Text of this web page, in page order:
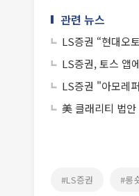
관련 뉴스
LS증권 “현대오
LS증권, 토스 앱
LS증권 "아모레
美 클래리티 법
#LS증권 #롱